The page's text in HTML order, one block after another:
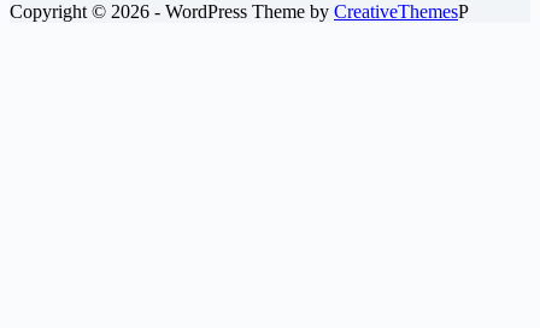
Copyright © 2026 - WordPress Theme by CreativeThemesP